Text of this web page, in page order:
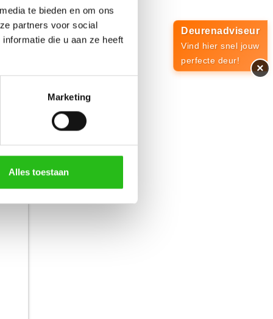
te bieden en om ons
partners voor social
die u aan ze heeft
Marketing
Alles toestaan
Deurenadviseur
Vind hier snel jouw
perfecte deur!
×